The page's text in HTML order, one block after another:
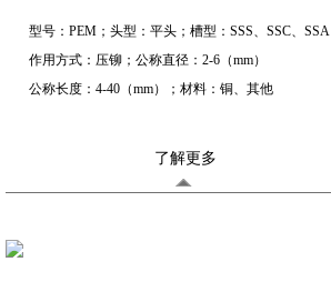
型号：PEM；头型：平头；槽型：SSS、SSC、SSA
作用方式：压铆；公称直径：2-6（mm）
公称长度：4-40（mm）；材料：铜、其他
了解更多